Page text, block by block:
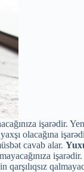
işarədir.
olacağına
cavab alar.
işarədir.